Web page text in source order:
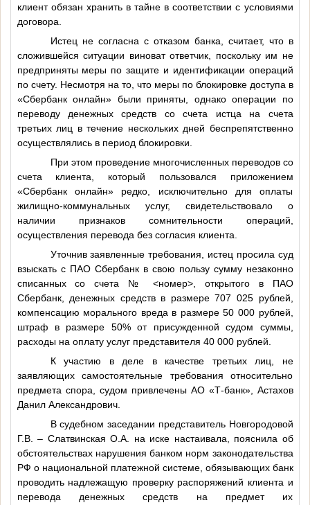
клиент обязан хранить в тайне в соответствии с условиями
договора.
Истец не согласна с отказом банка, считает, что в
сложившейся ситуации виноват ответчик, поскольку им не
предприняты меры по защите и идентификации операций
по счету. Несмотря на то, что меры по блокировке доступа в
«Сбербанк онлайн» были приняты, однако операции по
переводу денежных средств со счета истца на счета
третьих лиц в течение нескольких дней беспрепятственно
осуществлялись в период блокировки.
При этом проведение многочисленных переводов со
счета клиента, который пользовался приложением
«Сбербанк онлайн» редко, исключительно для оплаты
жилищно-коммунальных услуг, свидетельствовало о
наличии признаков сомнительности операций,
осуществления перевода без согласия клиента.
Уточнив заявленные требования, истец просила суд
взыскать с ПАО Сбербанк в свою пользу сумму незаконно
списанных со счета №<номер> , открытого в ПАО
Сбербанк, денежных средств в размере 707 025 рублей,
компенсацию морального вреда в размере 50 000 рублей,
штраф в размере 50% от присужденной судом суммы,
расходы на оплату услуг представителя 40 000 рублей.
К участию в деле в качестве третьих лиц, не
заявляющих самостоятельные требования относительно
предмета спора, судом привлечены АО «Т-банк», Астахов
Данил Александрович.
В судебном заседании представитель Новгородовой
Г.В. – Слатвинская О.А. на иске настаивала, пояснила об
обстоятельствах нарушения банком норм законодательства
РФ о национальной платежной системе, обязывающих банк
проводить надлежащую проверку распоряжений клиента и
перевода денежных средств на предмет их